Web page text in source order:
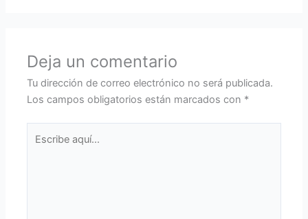
Deja un comentario
Tu dirección de correo electrónico no será publicada.
Los campos obligatorios están marcados con *
aquí...